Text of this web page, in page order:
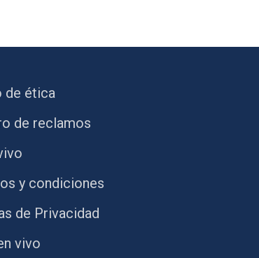
de ética
de reclamos
y condiciones
de Privacidad
vivo